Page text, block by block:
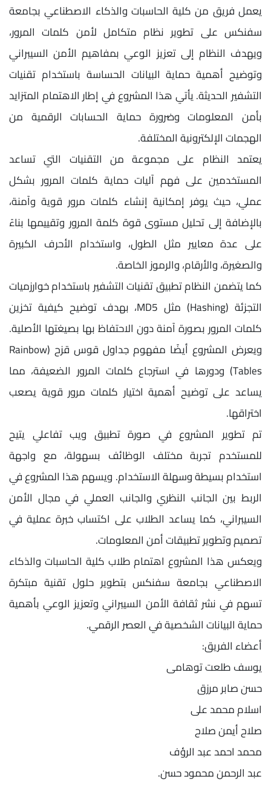
يعمل فريق من كلية الحاسبات والذكاء الاصطناعي بجامعة
سفنكس على تطوير نظام متكامل لأمن كلمات المرور،
ويهدف النظام إلى تعزيز الوعي بمفاهيم الأمن السيبراني
وتوضيح أهمية حماية البيانات الحساسة باستخدام تقنيات
التشفير الحديثة. يأتي هذا المشروع في إطار الاهتمام المتزايد
بأمن المعلومات وضرورة حماية الحسابات الرقمية من
الهجمات الإلكترونية المختلفة.
يعتمد النظام على مجموعة من التقنيات التي تساعد
المستخدمين على فهم آليات حماية كلمات المرور بشكل
عملي، حيث يوفر إمكانية إنشاء كلمات مرور قوية وآمنة،
بالإضافة إلى تحليل مستوى قوة كلمة المرور وتقييمها بناءً
على عدة معايير مثل الطول، واستخدام الأحرف الكبيرة
والصغيرة، والأرقام، والرموز الخاصة.
كما يتضمن النظام تطبيق تقنيات التشفير باستخدام خوارزميات
التجزئة (Hashing) مثل MD5، بهدف توضيح كيفية تخزين
كلمات المرور بصورة آمنة دون الاحتفاظ بها بصيغتها الأصلية.
ويعرض المشروع أيضًا مفهوم جداول قوس قزح (Rainbow
Tables) ودورها في استرجاع كلمات المرور الضعيفة، مما
يساعد على توضيح أهمية اختيار كلمات مرور قوية يصعب
اختراقها.
تم تطوير المشروع في صورة تطبيق ويب تفاعلي يتيح
للمستخدم تجربة مختلف الوظائف بسهولة، مع واجهة
استخدام بسيطة وسهلة الاستخدام. ويسهم هذا المشروع في
الربط بين الجانب النظري والجانب العملي في مجال الأمن
السيبراني، كما يساعد الطلاب على اكتساب خبرة عملية في
تصميم وتطوير تطبيقات أمن المعلومات.
ويعكس هذا المشروع اهتمام طلاب كلية الحاسبات والذكاء
الاصطناعي بجامعة سفنكس بتطوير حلول تقنية مبتكرة
تسهم في نشر ثقافة الأمن السيبراني وتعزيز الوعي بأهمية
حماية البيانات الشخصية في العصر الرقمي.
أعضاء الفريق:
يوسف طلعت توهامى
حسن صابر مرزق
اسلام محمد على
صلاح أيمن صلاح
محمد احمد عبد الرؤف
عبد الرحمن محمود حسن.